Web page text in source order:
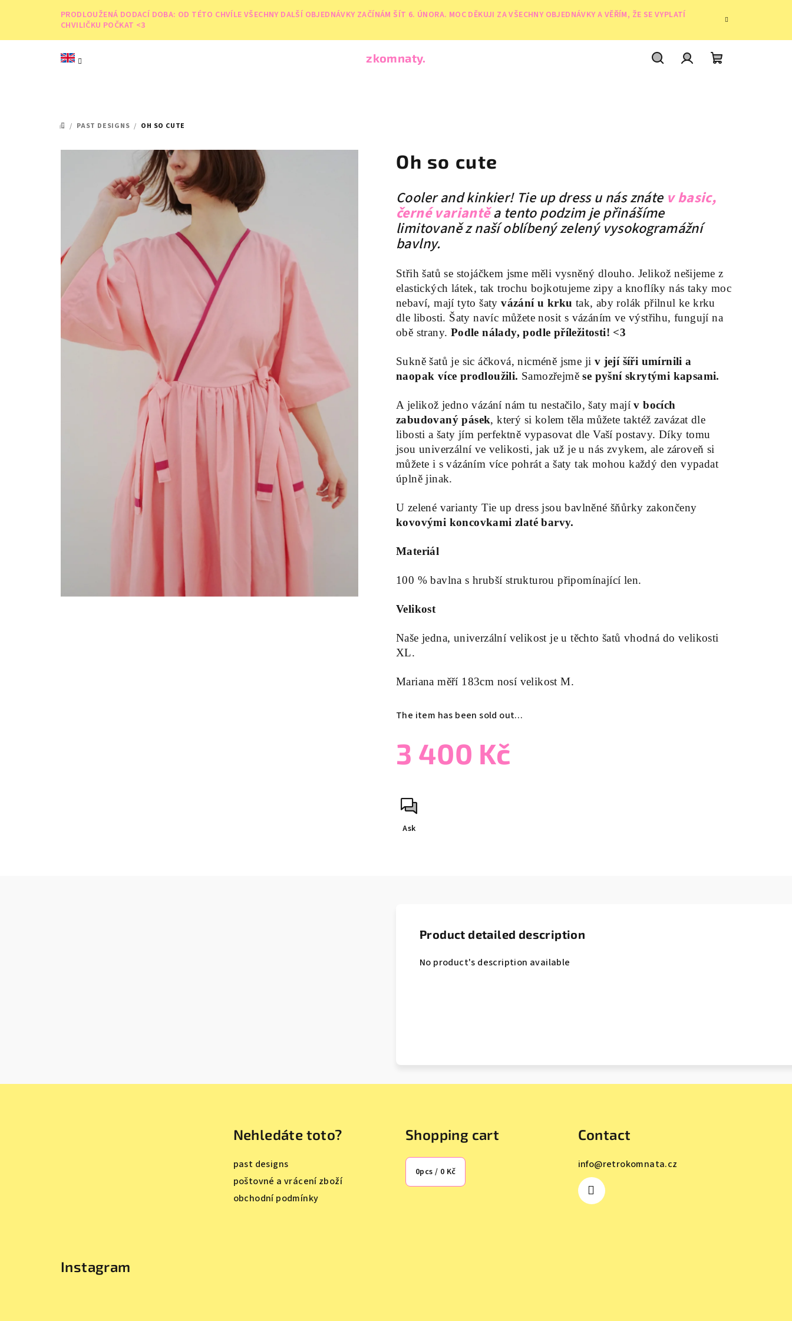
PRODLOUŽENÁ DODACÍ DOBA: OD TÉTO CHVÍLE VŠECHNY DALŠÍ OBJEDNÁVKY ZAČÍNÁM ŠÍT 6. ÚNORA. MOC DĚKUJI ZA VŠECHNY OBJEDNÁVKY A VĚŘÍM, ŽE SE VYPLATÍ
CHVILIČKU POČKAT <3
zkomnaty.
HOME
/ PAST DESIGNS / OH SO CUTE
Oh so cute
Cooler and kinkier! Tie up dress u nás znáte v basic,
černé variantěa tento podzim je přinášíme
limitovaně z naší oblíbený zelený vysokogramážní
bavlny.
Střih šatů se stojáčkem jsme měli vysněný dlouho. Jelikož nešijeme z
elastických látek, tak trochu bojkotujeme zipy a knoflíky nás taky moc
nebaví, mají tyto šatyvázání u krku tak, aby rolák přilnul ke krku
dle libosti. Šaty navíc můžete nosit s vázáním ve výstřihu, fungují na
obě strany. Podle nálady, podle příležitosti! <3
Sukně šatů je sic áčková, nicméně jsme ji v její šíři umírnili a
naopak více prodloužili. Samozřejměse pyšní skrytými kapsami.
A jelikož jedno vázání nám tu nestačilo, šaty majív bocích
zabudovaný pásek, který si kolem těla můžete taktéž zavázat dle
libosti a šaty jím perfektně vypasovat dle Vaší postavy. Díky tomu
jsou univerzální ve velikosti, jak už je u nás zvykem, ale zároveň si
můžete i s vázáním více pohrát a šaty tak mohou každý den vypadat
úplně jinak.
U zelené varianty Tie up dress jsou bavlněné šňůrky zakončeny
kovovými koncovkami zlaté barvy.
Materiál
100 % bavlna s hrubší strukturou připomínající len.
Velikost
Naše jedna, univerzální velikost je u těchto šatů vhodná do velikosti
XL.
Mariana měří 183cm nosí velikost M.
The item has been sold out…
3 400 Kč
price:
Ask
Product detailed description
No product's description available
Nehledáte toto?
past designs
poštovné a vrácení zboží
obchodní podmínky
Shopping cart
0pcs / 0 Kč
Contact
info@retrokomnata.cz
Instagram